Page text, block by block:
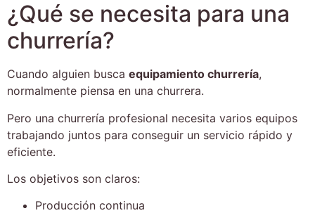
¿Qué se necesita para una
churrería?
Cuando alguien busca equipamiento churrería,
normalmente piensa en una churrera.
Pero una churrería profesional necesita varios equipos
trabajando juntos para conseguir un servicio rápido y
eficiente.
Los objetivos son claros:
Producción continua